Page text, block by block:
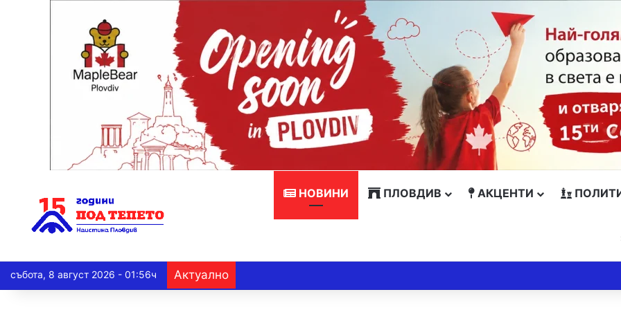
НОВИНИ ПЛОВДИВ АКЦЕНТИ
събота, 8 август 2026 - 01:56ч Актуално